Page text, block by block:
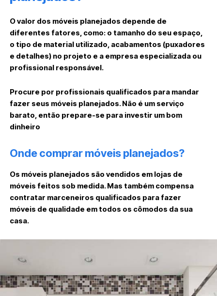
O valor dos móveis planejados depende de
diferentes fatores, como: o tamanho do seu espaço,
o tipo de material utilizado, acabamentos (puxadores
e detalhes) no projeto e a empresa especializada ou
profissional responsável.
Procure por profissionais qualificados para mandar
fazer seus móveis planejados. Não é um serviço
barato, então prepare-se para investir um bom
dinheiro
Onde comprar móveis planejados?
Os móveis planejados são vendidos em lojas de
móveis feitos sob medida. Mas também compensa
contratar marceneiros qualificados para fazer
móveis de qualidade em todos os cômodos da sua
casa.